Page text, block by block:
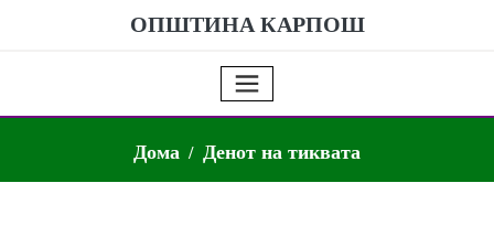
ОПШТИНА КАРПОШ
Дома Денот на тиквата